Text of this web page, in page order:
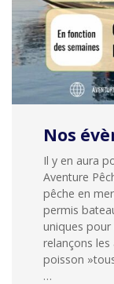
Nos
Il y en aura
Aventure
pêche en
permis
uniques pour
relançons
poisson
…